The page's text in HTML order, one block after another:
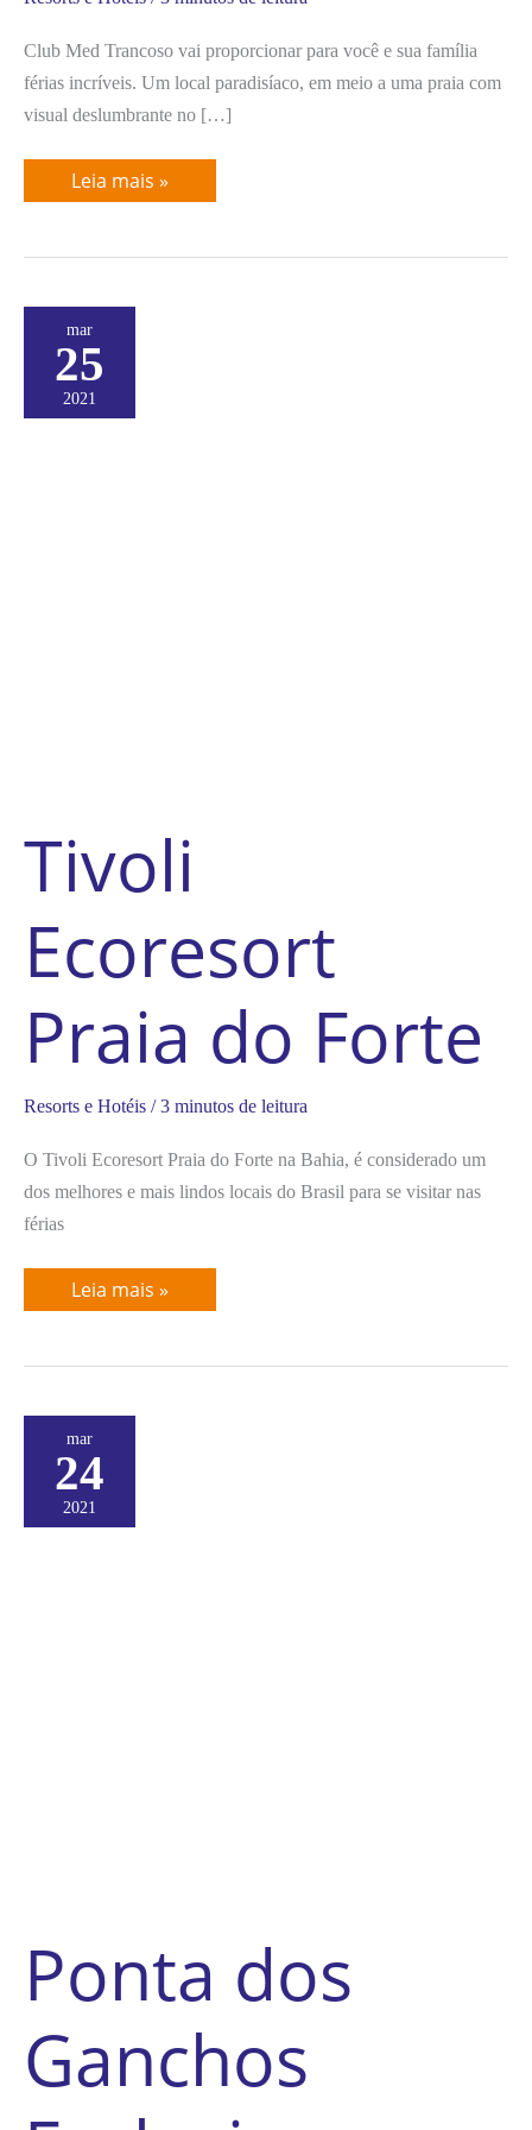
Club Med Trancoso vai proporcionar para você e sua família
férias incríveis. Um local paradisíaco, em meio a uma praia com
visual deslumbrante no […]
Leia mais »
mar
25
2021
Tivoli
Ecoresort
Praia do Forte
Resorts e Hotéis /3 minutos de leitura
O Tivoli Ecoresort Praia do Forte na Bahia, é considerado um
dos melhores e mais lindos locais do Brasil para se visitar nas
férias
Tivoli
Ecoresort
Praia
do
Forte
Leia mais »
mar
24
2021
Ponta dos
Ganchos
Ponta
dos
Ganchos
Exclusive
Resort